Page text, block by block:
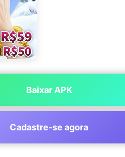
Baixar APK
Cadastre-se agora